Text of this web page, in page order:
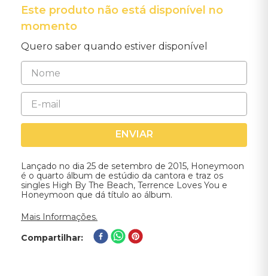
Este produto não está disponível no
momento
Quero saber quando estiver disponível
ENVIAR
Lançado no dia 25 de setembro de 2015, Honeymoon
é o quarto álbum de estúdio da cantora e traz os
singles High By The Beach, Terrence Loves You e
Honeymoon que dá título ao álbum.
Mais Informações.
Compartilhar